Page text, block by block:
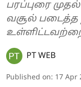
பரப்புரை
வசூல் படைத்த
உள்ளிட்டவற்றை
PT WEB
Published on: 17 Apr